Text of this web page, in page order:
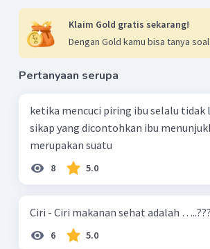
Klaim Gold gratis sekarang!
Dengan Gold kamu bisa tanya
Pertanyaan serupa
ketika mencuci piring ibu selalu
sikap yang dicontohkan ibu
merupakan suatu
8 5.0
Ciri - Ciri makanan sehat adalah …..???
6 5.0